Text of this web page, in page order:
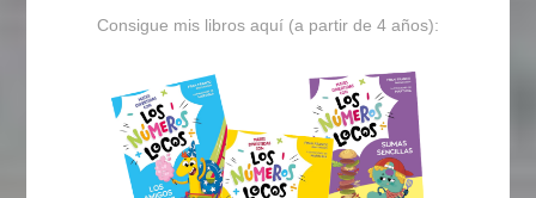
Consigue mis libros aquí (a partir de 4 años):